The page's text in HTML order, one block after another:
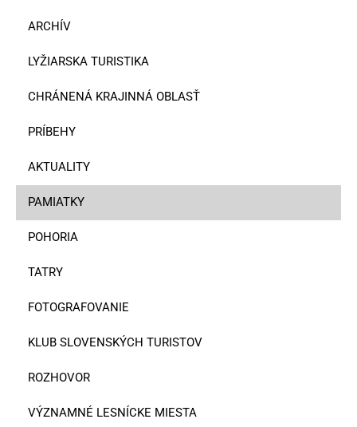
ARCHÍV
LYŽIARSKA TURISTIKA
CHRÁNENÁ KRAJINNÁ OBLASŤ
PRÍBEHY
AKTUALITY
PAMIATKY
POHORIA
TATRY
FOTOGRAFOVANIE
KLUB SLOVENSKÝCH TURISTOV
ROZHOVOR
VÝZNAMNÉ LESNÍCKE MIESTA